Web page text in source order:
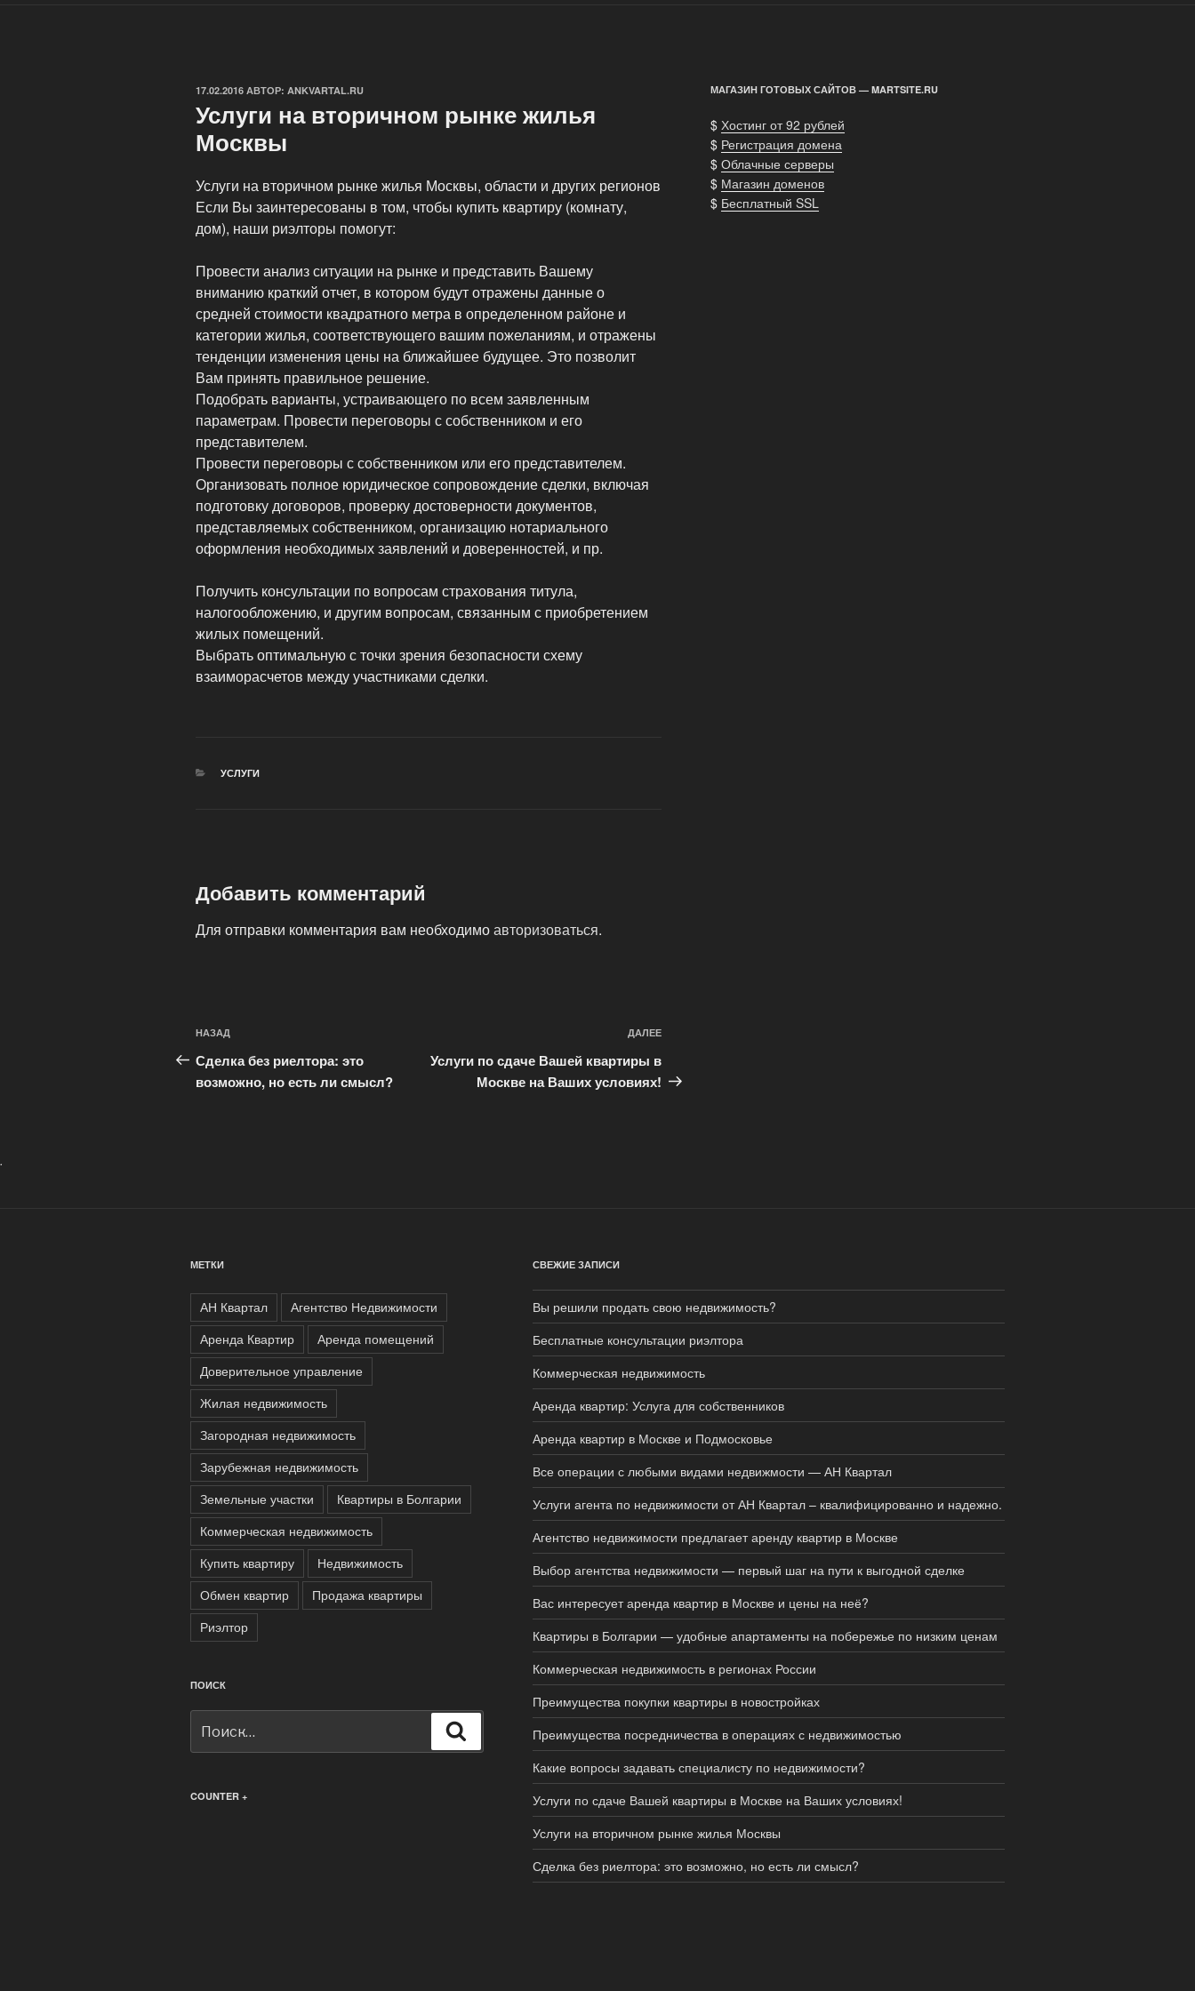
ОПУБЛИКОВАНО
17.02.2016 АВТОР: ANKVARTAL.RU
Услуги на вторичном рынке жилья
Москвы
Услуги на вторичном рынке жилья Москвы, области и других регионов
Если Вы заинтересованы в том, чтобы купить квартиру (комнату,
дом), наши риэлторы помогут:
Провести анализ ситуации на рынке и представить Вашему
вниманию краткий отчет, в котором будут отражены данные о
средней стоимости квадратного метра в определенном районе и
категории жилья, соответствующего вашим пожеланиям, и отражены
тенденции изменения цены на ближайшее будущее. Это позволит
Вам принять правильное решение.
Подобрать варианты, устраивающего по всем заявленным
параметрам. Провести переговоры с собственником и его
представителем.
Провести переговоры с собственником или его представителем.
Организовать полное юридическое сопровождение сделки, включая
подготовку договоров, проверку достоверности документов,
представляемых собственником, организацию нотариального
оформления необходимых заявлений и доверенностей, и пр.
Получить консультации по вопросам страхования титула,
налогообложению, и другим вопросам, связанным с приобретением
жилых помещений.
Выбрать оптимальную с точки зрения безопасности схему
взаиморасчетов между участниками сделки.
РУБРИКИ
УСЛУГИ
Добавить комментарий
Для отправки комментария вам необходимоавторизоваться.
Навигация
по
записям
Предыдущая
запись:
НАЗАД
Сделка без риелтора: это
возможно, но есть ли смысл?
ДАЛЕЕ
Услуги по сдаче Вашей квартиры в
Москве на Ваших условиях!
МАГАЗИН ГОТОВЫХ САЙТОВ — MARTSITE.RU
$ Хостинг от 92 рублей
$ Регистрация домена
$ Облачные серверы
$ Магазин доменов
$ Бесплатный SSL
.
МЕТКИ
АН Квартал
Агентство Недвижимости
Аренда Квартир
Аренда помещений
Доверительное управление
Жилая недвижимость
Загородная недвижимость
Зарубежная недвижимость
Земельные участки
Квартиры в Болгарии
Коммерческая недвижимость
Купить квартиру
Недвижимость
Обмен квартир
Продажа квартиры
Риэлтор
ПОИСК
COUNTER +
СВЕЖИЕ ЗАПИСИ
Вы решили продать свою недвижимость?
Бесплатные консультации риэлтора
Коммерческая недвижимость
Аренда квартир: Услуга для собственников
Аренда квартир в Москве и Подмосковье
Все операции с любыми видами недвижмости — АН Квартал
Услуги агента по недвижимости от АН Квартал – квалифицированно и надежно.
Агентство недвижимости предлагает аренду квартир в Москве
Выбор агентства недвижимости — первый шаг на пути к выгодной сделке
Вас интересует аренда квартир в Москве и цены на неё?
Квартиры в Болгарии — удобные апартаменты на побережье по низким ценам
Коммерческая недвижимость в регионах России
Преимущества покупки квартиры в новостройках
Преимущества посредничества в операциях с недвижимостью
Какие вопросы задавать специалисту по недвижимости?
Услуги по сдаче Вашей квартиры в Москве на Ваших условиях!
Услуги на вторичном рынке жилья Москвы
Сделка без риелтора: это возможно, но есть ли смысл?